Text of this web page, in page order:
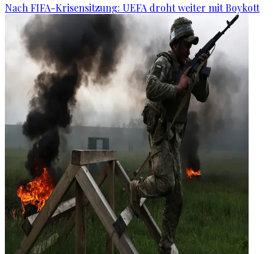
Nach FIFA-Krisensitzung: UEFA droht weiter mit Boykott